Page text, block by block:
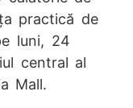
practică de
luni, 24
central al
Mall.